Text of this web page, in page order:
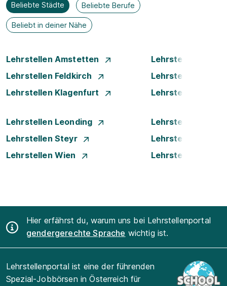
Beliebte Städte Beliebte Berufe
Beliebt in deiner Nähe
Lehrstellen Amstetten
Lehrstellen
Lehrstellen Feldkirch
Lehrstellen Graz
Lehrstellen Klagenfurt
Lehrstellen
Lehrstellen Leonding
Lehrstellen Linz
Lehrstellen Steyr
Lehrstellen Traun
Lehrstellen Wien
Lehrstellen
Hier erfährst du, warum uns bei Lehrstellenportal
gendergerechte Sprache wichtig ist.
Lehrstellenportal ist eine der führenden
Spezial-Jobbörsen in Österreich für